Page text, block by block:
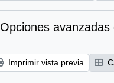
Opciones avanzadas
Imprimir vista previa